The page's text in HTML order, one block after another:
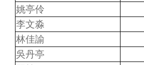
姚亭伶
李文淼
林佳諭
吳丹亭